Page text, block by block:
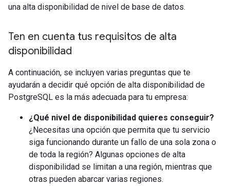
una alta disponibilidad de nivel de base de datos.
Ten en cuenta tus requisitos de alta
disponibilidad
A continuación, se incluyen varias preguntas que te
ayudarán a decidir qué opción de alta disponibilidad de
PostgreSQL es la más adecuada para tu empresa:
¿Qué nivel de disponibilidad quieres conseguir?
¿Necesitas una opción que permita que tu servicio
siga funcionando durante un fallo de una sola zona o
de toda la región? Algunas opciones de alta
disponibilidad se limitan a una región, mientras que
otras pueden abarcar varias regiones.